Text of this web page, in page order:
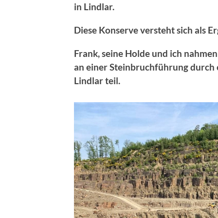
in Lindlar.
Diese Konserve versteht sich als
Frank, seine Holde und ich
an einer Steinbruchführung
Lindlar teil.